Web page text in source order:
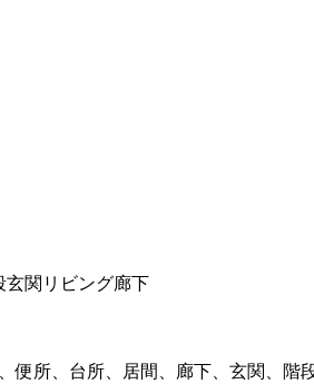
玄関 リビング廊下
便所、台所、居間、廊下、玄関、